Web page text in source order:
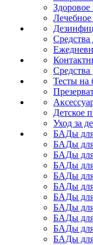
Здоровое
Средства
Средства
Тесты на
Детское
Уход за
БАДы
БАДы для
БАДы
БАДы
БАДы для
БАДы для
БАДы
БАДы для
БАДы для
БАДы
БАДы для